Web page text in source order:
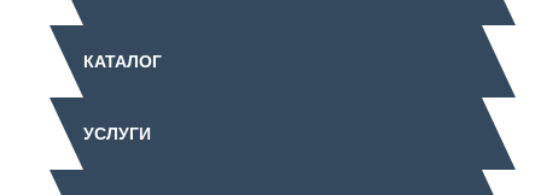
КАТАЛОГ
УСЛУГИ